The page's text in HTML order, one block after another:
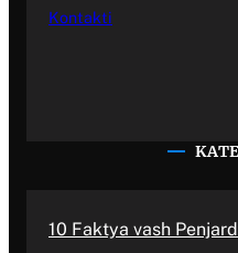
Kontakti
10 Faktya vash